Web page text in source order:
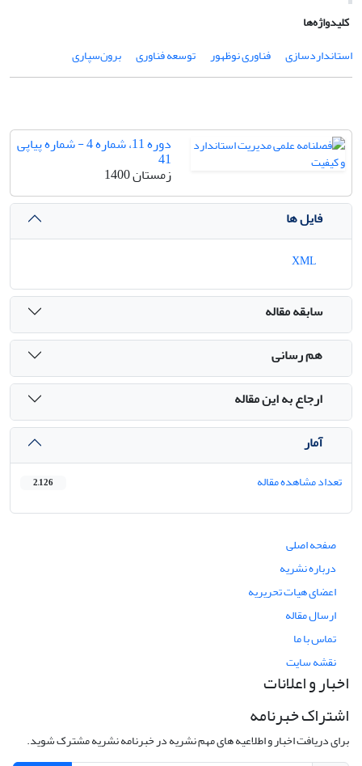
کلیدواژه‌ها
استانداردسازی
فناوری نوظهور توسعه فناوری برون‌سپاری
دوره 11، شماره 4 - شماره پیاپی
41
زمستان 1400
فایل ها
سابقه مقاله
هم رسانی
ارجاع به این مقاله
آمار
تعداد مشاهده مقاله 2,126
صفحه اصلی
درباره نشریه
اعضای هیات تحریریه
ارسال مقاله
تماس با ما
نقشه سایت
اخبار و اعلانات
اشتراک خبرنامه
برای دریافت اخبار و اطلاعیه های مهم نشریه در خبرنامه نشریه مشترک شوید.